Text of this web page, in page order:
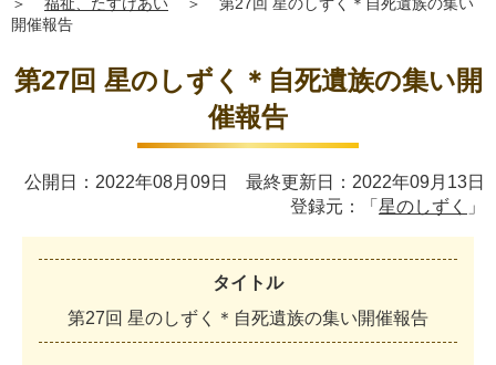
開催報告
第27回 星のしずく＊自死遺族の集い開
催報告
公開日：2022年08月09日 最終更新日：2022年09月13日
登録元：「 星のしずく 」
タイトル
第27回 星のしず く ＊ 自死遺族の集い開催報告